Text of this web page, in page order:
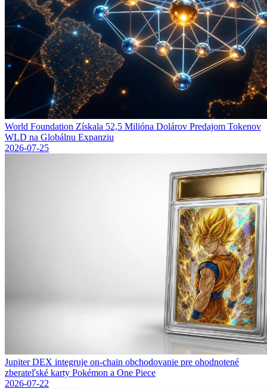
World Foundation Získala 52,5 Milióna Dolárov Predajom Tokenov
WLD na Globálnu Expanziu
2026-07-25
Jupiter DEX integruje on-chain obchodovanie pre ohodnotené
zberateľské karty Pokémon a One Piece
2026-07-22